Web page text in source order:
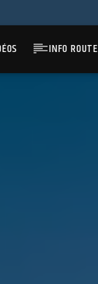
INFO ROUTE